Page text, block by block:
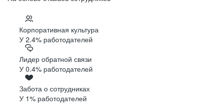
Корпоративная культура
У 2.4% работодателей
Лидер обратной связи
У 0.4% работодателей
Забота о сотрудниках
У 1% работодателей